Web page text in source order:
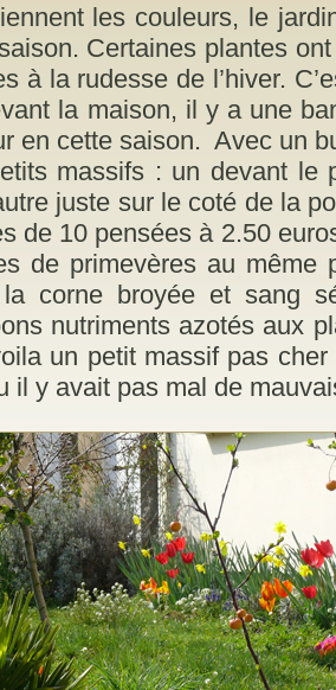
les couleurs, le
Certaines plantes
à la rudesse de l’hiver.
la maison, il y a une
en cette saison. Avec un
massifs : un devant le
juste sur le coté de la
de 10 pensées à 2.50
de primevères au
corne broyée et sang
nutriments azotés aux
un petit massif pas
il y avait pas mal de